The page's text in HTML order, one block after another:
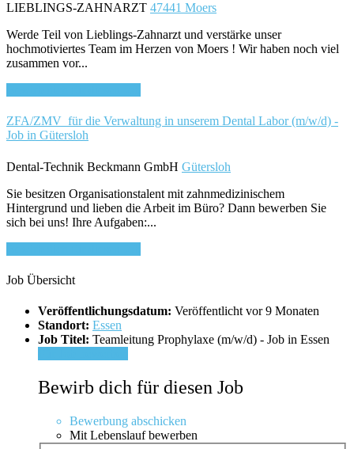
LIEBLINGS-ZAHNARZT 47441 Moers
Werde Teil von Lieblings-Zahnarzt und verstärke unser
hochmotiviertes Team im Herzen von Moers ! Wir haben noch viel
zusammen vor...
ZFA/ZMV für die Verwaltung in unserem Dental Labor (m/w/d) -
Job in Gütersloh
Dental-Technik Beckmann GmbH Gütersloh
Sie besitzen Organisationstalent mit zahnmedizinischem
Hintergrund und lieben die Arbeit im Büro? Dann bewerben Sie
sich bei uns! Ihre Aufgaben:...
Job Übersicht
Veröffentlichungsdatum: Veröffentlicht vor 9 Monaten
Standort: Essen
Job Titel: Teamleitung Prophylaxe (m/w/d) - Job in Essen
Bewirb dich für diesen Job
Bewerbung abschicken
Mit Lebenslauf bewerben